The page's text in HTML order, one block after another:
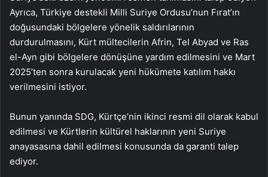
Ayrıca, Türkiye destekli Milli Suriye Ordusu’nun Fırat’ın
doğusundaki bölgelere yönelik saldırılarının
durdurulmasını, Kürt mültecilerin Afrin, Tel Abyad ve Ras
el-Ayn gibi bölgelere dönüşüne yardım edilmesini ve Mart
2025’ten sonra kurulacak yeni hükümete katılım hakkı
verilmesini istiyor.
Bunun yanında SDG, Kürtçe’nin ikinci resmi dil olarak kabul
edilmesi ve Kürtlerin kültürel haklarının yeni Suriye
anayasasına dahil edilmesi konusunda da garanti talep
ediyor.